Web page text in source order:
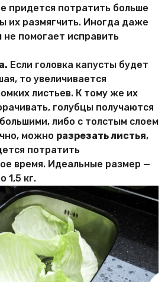
придется потратить больше
их размягчить. Иногда даже
не помогает исправить
Если головка капусты будет
то увеличивается
листьев. К тому же их
голубцы получаются
либо с толстым слоем
можно разрезать листья,
потратить
время. Идеальные размер —
1,5 кг.